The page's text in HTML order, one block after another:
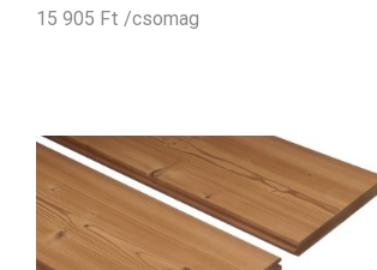
15 905 Ft /csomag